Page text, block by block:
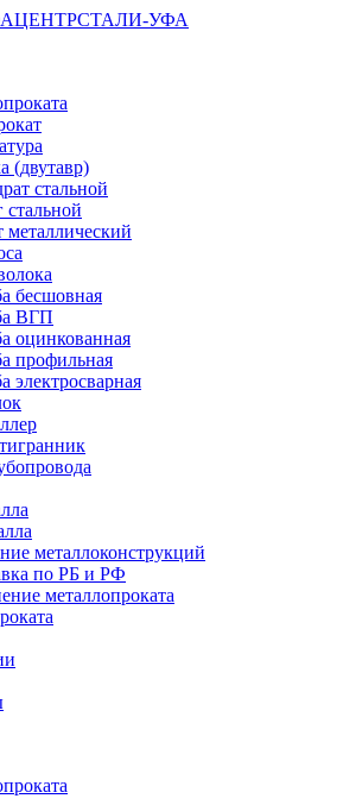
ЦЕНТРСТАЛИ-УФА
(двутавр)
стальной
стальной
металлический
бесшовная
ВГП
оцинкованная
профильная
электросварная
металлоконструкций
по РБ и РФ
металлопроката